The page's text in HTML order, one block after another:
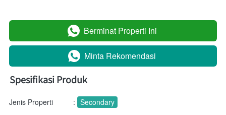
` Berminat Properti Ini
` Minta Rekomendasi
Spesifikasi Produk
Jenis Properti : Secondary